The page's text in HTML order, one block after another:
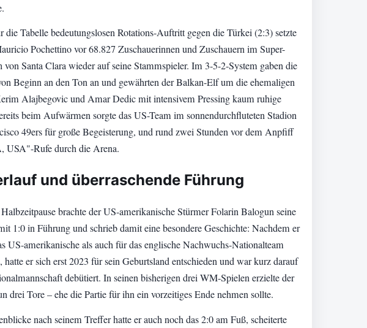
die Tabelle bedeutungslosen Rotations-Auftritt gegen die Türkei (2:3) setzte
Pochettino vor 68.827 Zuschauerinnen und Zuschauern im Super-
von Santa Clara wieder auf seine Stammspieler. Im 3-5-2-System gaben die
Beginn an den Ton an und gewährten der Balkan-Elf um die ehemaligen
Alajbegovic und Amar Dedic mit intensivem Pressing kaum ruhige
beim Aufwärmen sorgte das US-Team im sonnendurchfluteten Stadion
49ers für große Begeisterung, und rund zwei Stunden vor dem Anpfiff
USA"-Rufe durch die Arena.
und überraschende Führung
brachte der US-amerikanische Stürmer Folarin Balogun seine
1:0 in Führung und schrieb damit eine besondere Geschichte: Nachdem er
US-amerikanische als auch für das englische Nachwuchs-Nationalteam
hatte er sich erst 2023 für sein Geburtsland entschieden und war kurz darauf
debütiert. In seinen bisherigen drei WM-Spielen erzielte der
drei Tore – ehe die Partie für ihn ein vorzeitiges Ende nehmen sollte.
nach seinem Treffer hatte er auch noch das 2:0 am Fuß, scheiterte